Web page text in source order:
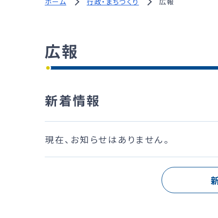
広報
新着情報
現在、お知らせはありません。